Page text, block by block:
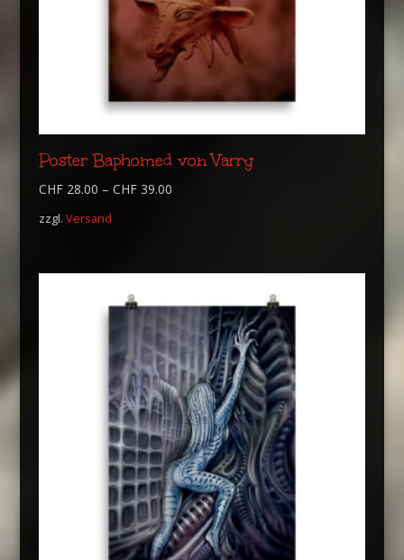
Poster Baphomed von Varry
CHF28.00 – CHF39.00
zzgl. Versand